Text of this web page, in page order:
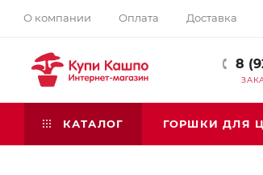
О компании Оплата Доставка
8
КАТАЛОГ ГОРШКИ ДЛЯ